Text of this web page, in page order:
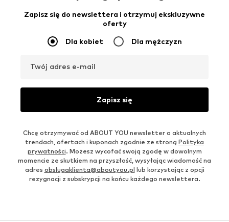
Zapisz się do newslettera i otrzymuj ekskluzywne
oferty
Dla kobiet Dla mężczyzn
Twój adres e-mail
Zapisz się
Chcę otrzymywać od ABOUT YOU newsletter o aktualnych
trendach, ofertach i kuponach zgodnie ze stroną Polityka
prywatności. Możesz wycofać swoją zgodę w dowolnym
momencie ze skutkiem na przyszłość, wysyłając wiadomość na
adres obslugaklienta@aboutyou.pl lub korzystając z opcji
rezygnacji z subskrypcji na końcu każdego newslettera.